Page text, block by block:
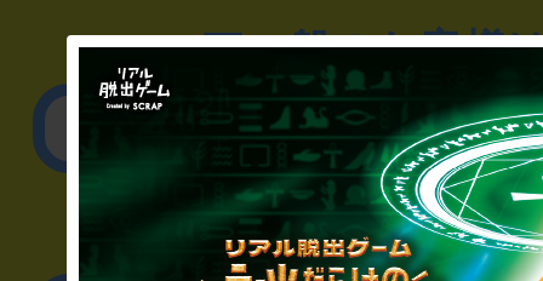
▼一般のお客様
公演内容、チケット
▼企業／法人の方